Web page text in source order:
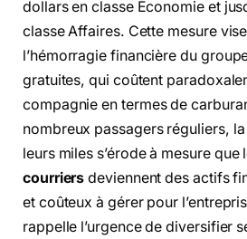
dollars en classe Économie et
classe Affaires. Cette mesure
l’hémorragie financière du
gratuites, qui coûtent
compagnie en termes de
nombreux passagers réguliers,
leurs miles s’érode à mesure que
courriers deviennent des actifs
et coûteux à gérer pour
rappelle l’urgence de diversifier